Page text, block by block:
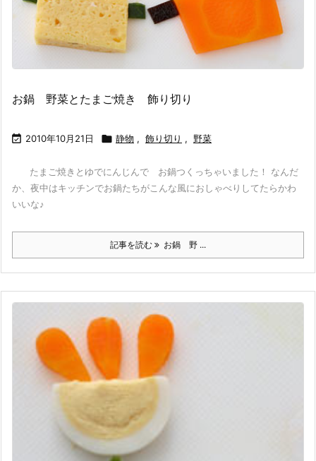
お鍋 野菜とたまご焼き 飾り切り
 2010年10月21日  静物 , 飾り切り , 野菜
たまご焼きとゆでにんじんで お鍋つくっちゃいました！ なんだ
か、夜中はキッチンでお鍋たちがこんな風におしゃべりしてたらかわ
いいな♪
記事を読む お鍋 野 ...